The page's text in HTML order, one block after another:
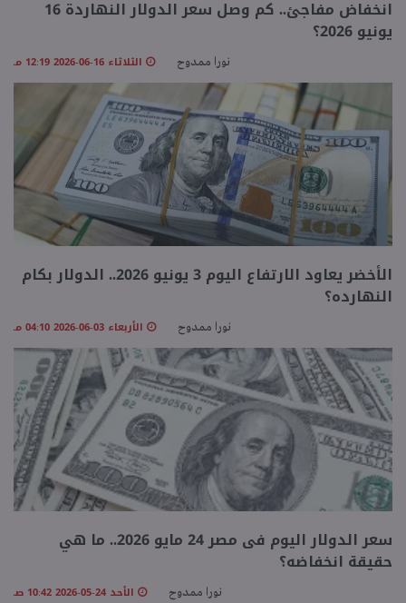
انخفاض مفاجئ.. كم وصل سعر الدولار النهاردة 16
يونيو 2026؟
نورا ممدوح الثلاثاء 16-06-2026 12:19 مـ
الأخضر يعاود الارتفاع اليوم 3 يونيو 2026.. الدولار بكام
النهارده؟
نورا ممدوح الأربعاء 03-06-2026 04:10 مـ
سعر الدولار اليوم فى مصر 24 مايو 2026.. ما هي
حقيقة انخفاضه؟
نورا ممدوح الأحد 24-05-2026 10:42 صـ